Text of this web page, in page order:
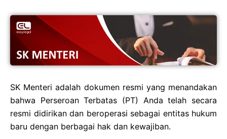
SK Menteri adalah dokumen resmi yang menandakan
bahwa Perseroan Terbatas (PT) Anda telah secara
resmi didirikan dan beroperasi sebagai entitas hukum
baru dengan berbagai hak dan kewajiban.